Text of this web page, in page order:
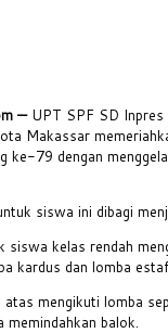
— UPT SPF SD
Makassar
ke-79 dengan
siswa ini dibagi
siswa kelas rendah
kardus dan lomba
mengikuti lomba
memindahkan balok.